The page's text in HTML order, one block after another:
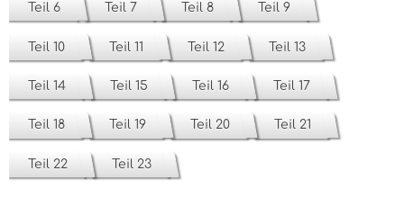
Teil 6 Teil 7 Teil 8 Teil 9
Teil 10 Teil 11 Teil 12 Teil 13
Teil 14 Teil 15 Teil 16 Teil 17
Teil 18 Teil 19 Teil 20 Teil 21
Teil 22 Teil 23